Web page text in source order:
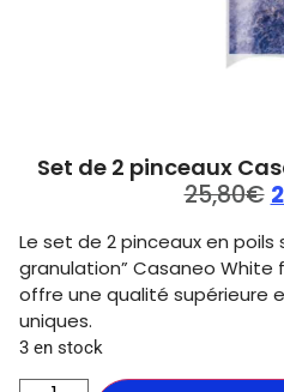
Set de 2 pinceaux
25,80€
Le set de 2 pinceaux en
granulation” Casaneo White
offre une qualité supérieure
uniques.
3 en stock